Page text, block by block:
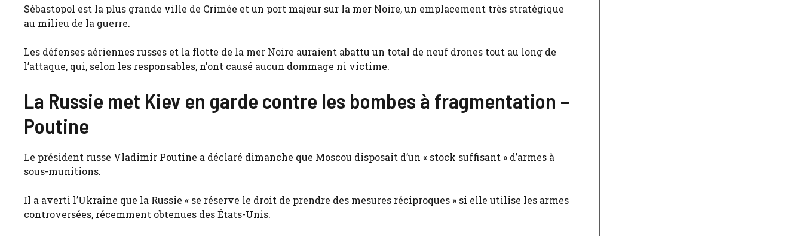
Sébastopol est la plus grande ville de Crimée et un port majeur sur la mer Noire, un emplacement très stratégique
au milieu de la guerre.
Les défenses aériennes russes et la flotte de la mer Noire auraient abattu un total de neuf drones tout au long de
l’attaque, qui, selon les responsables, n’ont causé aucun dommage ni victime.
La Russie met Kiev en garde contre les bombes à fragmentation –
Poutine
Le président russe Vladimir Poutine a déclaré dimanche que Moscou disposait d’un « stock suffisant » d’armes à
sous-munitions.
Il a averti l’Ukraine que la Russie « se réserve le droit de prendre des mesures réciproques » si elle utilise les armes
controversées, récemment obtenues des États-Unis.